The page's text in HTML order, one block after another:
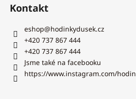
Kontakt
eshop@hodinkydusek.cz
+420 737 867 444
+420 737 867 444
Jsme také na facebooku
https://www.instagram.com/